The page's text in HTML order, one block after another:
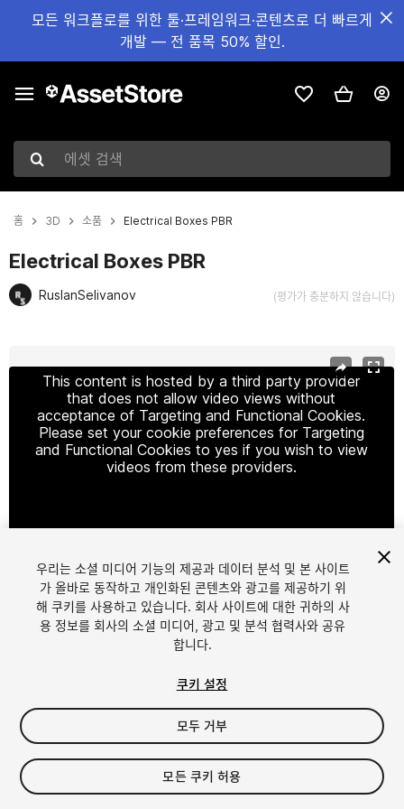
모든 워크플로를 위한 툴·프레임워크·콘텐츠로 더 빠르게
개발 — 전 품목 50% 할인.
에셋 검색
홈 3D 소품 Electrical Boxes PBR
Electrical Boxes PBR
RuslanSelivanov (평가가 충분하지 않습니다)
This content is hosted by a third party provider
that does not allow video views without
acceptance of Targeting and Functional Cookies.
Please set your cookie preferences for Targeting
and Functional Cookies to yes if you wish to view
videos from these providers.
1/15
$19.99
세금/부가세는 결제 시 반영됩니다.
우리는 소셜 미디어 기능의 제공과 데이터 분석 및 본 사이트
가 올바로 동작하고 개인화된 콘텐츠와 광고를 제공하기 위
해 쿠키를 사용하고 있습니다. 회사 사이트에 대한 귀하의 사
용 정보를 회사의 소셜 미디어, 광고 및 분석 협력사와 공유
합니다.
쿠키 설정
모두 거부
모든 쿠키 허용